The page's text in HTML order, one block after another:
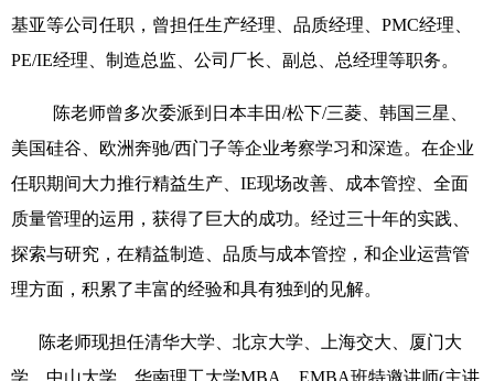
基亚等公司任职，曾担任生产经理、品质经理 PMC经理、
PE/IE经理、制造总监、公司厂长、副总、总经理等职务。
陈老师曾多次委派到日本丰田/松下/三菱、韩国三星、
美国硅谷 、欧洲奔驰/西门子等企业考察学习和深造。 在企业
任职期间大力推行精益生产、 IE现场改善 、成本管控、全面
质量管理的运用，获得了 巨大的成功。经过三十年的实践、
探索与研究，在精益制造 、品质与成本管控， 和企业运营管
理方面，积累了丰富的经验和具有独到的见解。
陈老师现担任清华大学、北京大学、上海交大、厦门大
学、中山大学、华南理工大学MBA EMBA班特邀讲师(主讲